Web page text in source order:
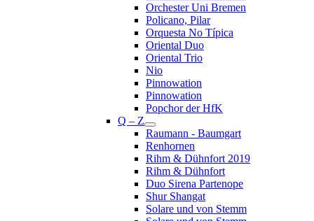
Orchester Uni Bremen
Policano, Pilar
Orquesta No Típica
Oriental Duo
Oriental Trio
Nio
Pinnowation
Pinnowation
Popchor der HfK
Q – Z
Raumann - Baumgart
Renhornen
Rihm & Dühnfort 2019
Rihm & Dühnfort
Duo Sirena Partenope
Shur Shangat
Solare und von Stemm